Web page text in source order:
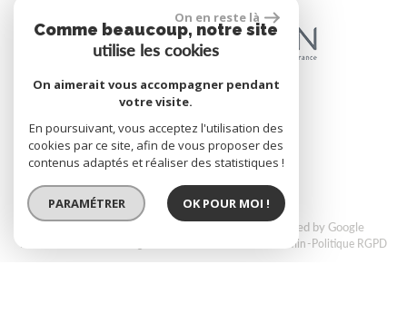
site réalisé par
© 2026 | Tous droits réservés | Traduction powered by Google
Plan du site Admin Politique RGPD
On en reste là
Comme beaucoup, notre site
utilise les cookies
On aimerait vous accompagner pendant
votre visite.
En poursuivant, vous acceptez l'utilisation des
cookies par ce site, afin de vous proposer des
contenus adaptés et réaliser des statistiques !
PARAMÉTRER OK POUR MOI !